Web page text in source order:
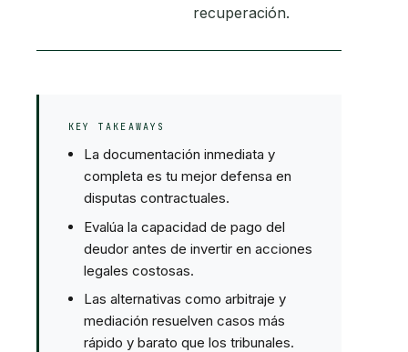
recuperación.
KEY TAKEAWAYS
La documentación inmediata y
completa es tu mejor defensa en
disputas contractuales.
Evalúa la capacidad de pago del
deudor antes de invertir en acciones
legales costosas.
Las alternativas como arbitraje y
mediación resuelven casos más
rápido y barato que los tribunales.